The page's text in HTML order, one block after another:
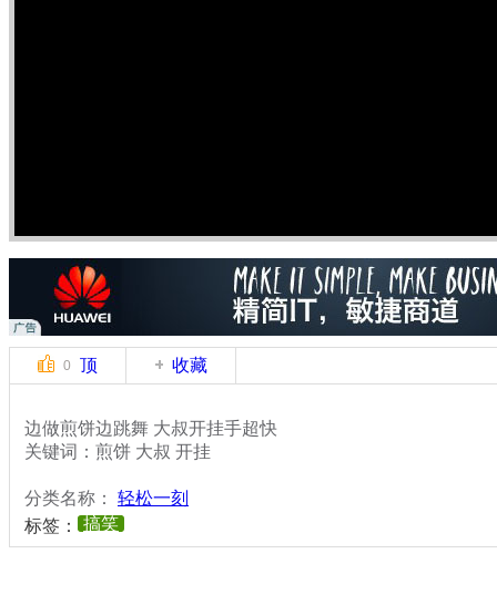
0 顶 收藏
边做煎饼边跳舞 大叔开挂手超快
关键词：煎饼 大叔 开挂
分类名称： 轻松一刻
标签：
搞笑